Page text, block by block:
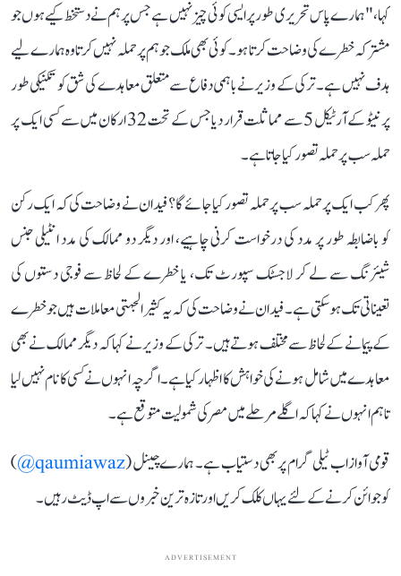
کہا، "ہمارے پاس تحریری طور پر ایسی کوئی چیز نہیں ہے جس پر ہم نے دستخط کیے ہوں جو
مشترکہ خطرے کی وضاحت کرتا ہو۔ کوئی بھی ملک جو ہم پر حملہ نہیں کرتا وہ ہمارے لیے
ہدف نہیں ہے۔ ترکی کے وزیر نے باہمی دفاع سے متعلق معاہدے کی شق کو تکنیکی طور
پر نیٹو کے آرٹیکل 5 سے مماثلت قرار دیا جس کے تحت 32 ارکان میں سے کسی ایک پر
حملہ سب پر حملہ تصور کیا جاتا ہے۔
پھر کب ایک پر حملہ سب پر حملہ تصور کیا جائے گا؟ فیدان نے وضاحت کی کہ ایک رکن
کو باضابطہ طور پر مدد کی درخواست کرنی چاہیے، اور دیگر دو ممالک کی مدد انٹیلی جنس
شیئرنگ سے لے کر لاجسٹک سپورٹ تک، یا خطرے کے لحاظ سے فوجی دستوں کی
تعیناتی تک ہوسکتی ہے۔ فیدان نے وضاحت کی کہ یہ کثیر الجہتی معاملات ہیں جو خطرے
کے پیمانے کے لحاظ سے مختلف ہوتے ہیں۔ ترکی کے وزیر نے کہا کہ دیگر ممالک نے بھی
معاہدے میں شامل ہونے کی خواہش کا اظہار کیا ہے۔ اگرچہ انہوں نے کسی کا نام نہیں لیا
تاہم انہوں نے کہا کہ اگلے مرحلے میں مصر کی شمولیت متوقع ہے۔
قومی آواز اب ٹیلی گرام پر بھی دستیاب ہے۔ ہمارے چینل (qaumiawaz@
)
کو جوائن کرنے کے لئے یہاں کلک کریں اور تازہ ترین خبروں سے اپ ڈیٹ رہیں۔
ADVERTISEMENT